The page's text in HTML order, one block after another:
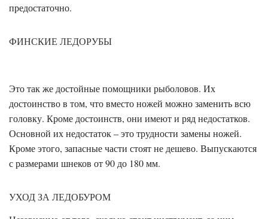
предостаточно.
ФИНСКИЕ ЛЕДОРУБЫ
Это так же достойные помощники рыболовов. Их
достоинство в том, что вместо ножей можно заменить всю
головку. Кроме достоинств, они имеют и ряд недостатков.
Основной их недостаток – это трудности замены ножей.
Кроме этого, запасные части стоят не дешево. Выпускаются
с размерами шнеков от 90 до 180 мм.
УХОД ЗА ЛЕДОБУРОМ